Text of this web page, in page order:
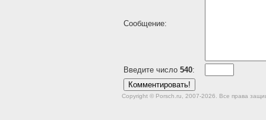
Сообщение:
Введите число 540:
Copyright © Porsch.ru, 2007-2026. Все права